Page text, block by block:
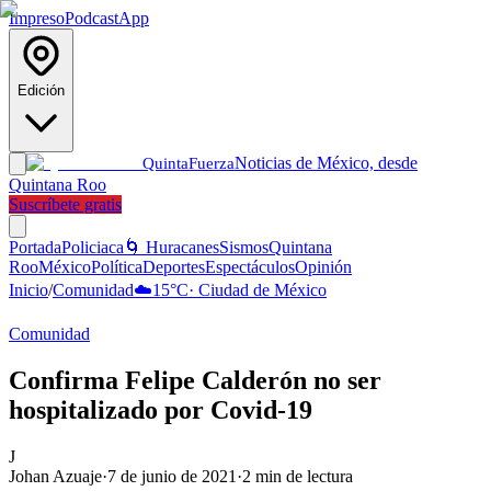
ImpresoPodcastApp
Edición
QuintaFuerzaNoticias de México, desde
Quintana Roo
Suscríbete gratis
PortadaPoliciaca 🌀 HuracanesSismosQuintana
RooMéxicoPolíticaDeportesEspectáculosOpinión
Inicio/Comunidad☁️15°C· Ciudad de México
Comunidad
Confirma Felipe Calderón no ser
hospitalizado por Covid-19
J
Johan Azuaje·7 de junio de 2021 ·2 min de lectura